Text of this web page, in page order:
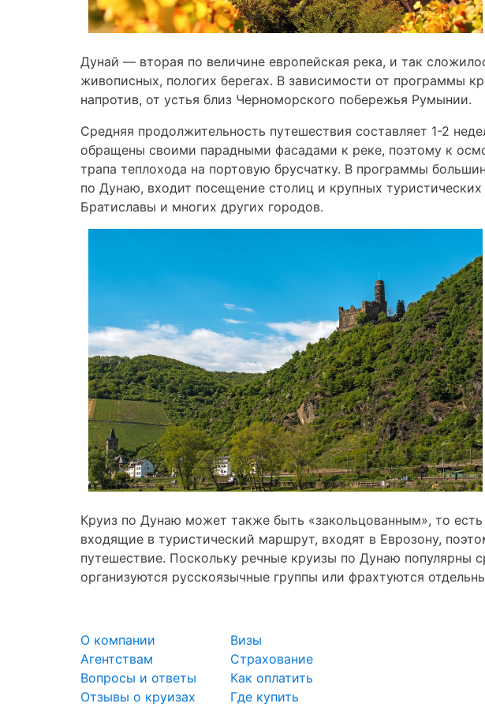
Дунай — вторая по величине европейская река, и так
живописных, пологих берегах. В зависимости от программы
напротив, от устья близ Черноморского побережья Румынии.
Средняя продолжительность путешествия составляет 1-2
обращены своими парадными фасадами к реке, поэтому к
трапа теплохода на портовую брусчатку. В программы
по Дунаю, входит посещение столиц и крупных
Братиславы и многих других городов.
Круиз по Дунаю может также быть «закольцованным», то
входящие в туристический маршрут, входят в Еврозону,
путешествие. Поскольку речные круизы по Дунаю популярны
организуются русскоязычные группы или фрахтуются
О компании
Агентствам
Вопросы и ответы
Отзывы о круизах
Визы
Страхование
Как оплатить
Где купить